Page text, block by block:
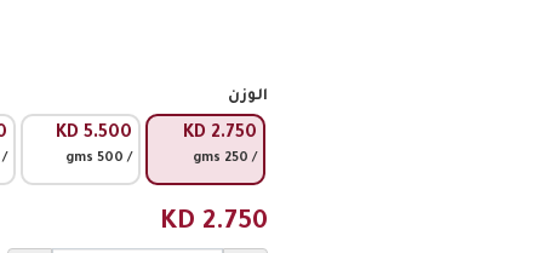
الوزن
KD 2.750
/ 250 gms
KD5.500
/ 500 gms
/ 750 gms
KD 2.750